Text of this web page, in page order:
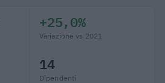
+25,0%
Variazione vs 2021
14
Dipendenti